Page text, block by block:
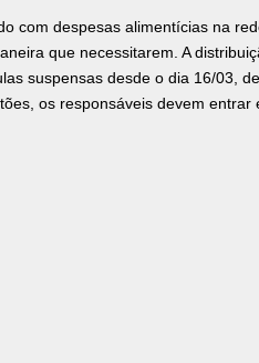
com despesas alimentícias na
que necessitarem. A
suspensas desde o dia 16/03,
os responsáveis devem entrar